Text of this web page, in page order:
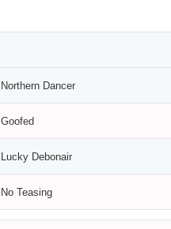
Northern Dancer
Goofed
Lucky Debonair
No Teasing